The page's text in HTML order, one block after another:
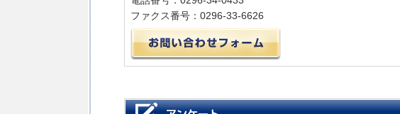
ファクス番号：0296-33-6626